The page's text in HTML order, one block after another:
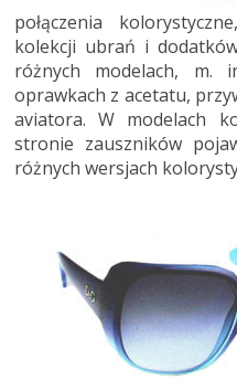
połączenia
kolekcji ubrań i
różnych modelach, m.
oprawkach z acetatu,
aviatora. W modelach
stronie zauszników
różnych wersjach